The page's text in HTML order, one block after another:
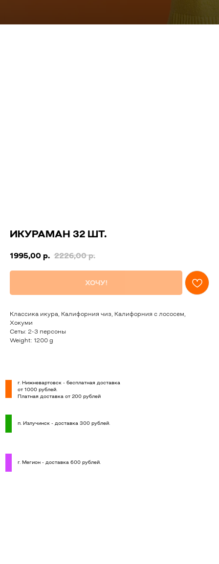
ИКУРАМАН 32 ШТ.
1995,00 р. 2226,00 р.
ХОЧУ!
Классика икура, Калифорния чиз, Калифорния с лососем,
Хокуми
Сеты: 2-3 персоны
Weight: 1200 g
г. Мегион - доставка 600 рублей.
п. Излучинск - доставка 300 рублей.
г. Нижневартовск - бесплатная доставка
от 1000 рублей.
Платная доставка от 200 рублей